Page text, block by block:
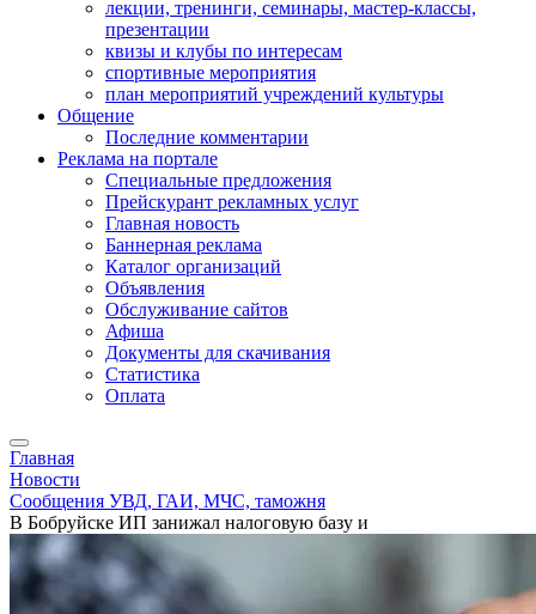
лекции, тренинги, семинары, мастер-классы,
презентации
квизы и клубы по интересам
спортивные мероприятия
план мероприятий учреждений культуры
Общение
Последние комментарии
Реклама на портале
Специальные предложения
Прейскурант рекламных услуг
Главная новость
Баннерная реклама
Каталог организаций
Объявления
Обслуживание сайтов
Афиша
Документы для скачивания
Статистика
Оплата
Главная
Новости
Сообщения УВД, ГАИ, МЧС, таможня
В Бобруйске ИП занижал налоговую базу и